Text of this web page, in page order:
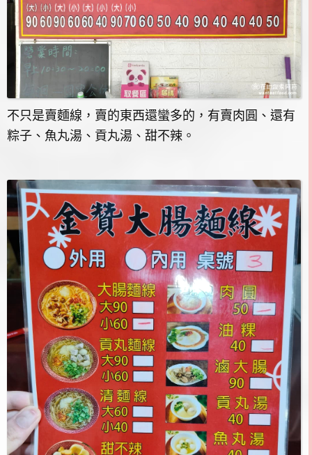
不只是賣麵線，賣的東西還蠻多的，有賣肉圓、還有
粽子、魚丸湯、貢丸湯、甜不辣。